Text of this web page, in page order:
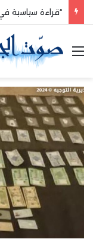
“قراءة سياسية
القائمة